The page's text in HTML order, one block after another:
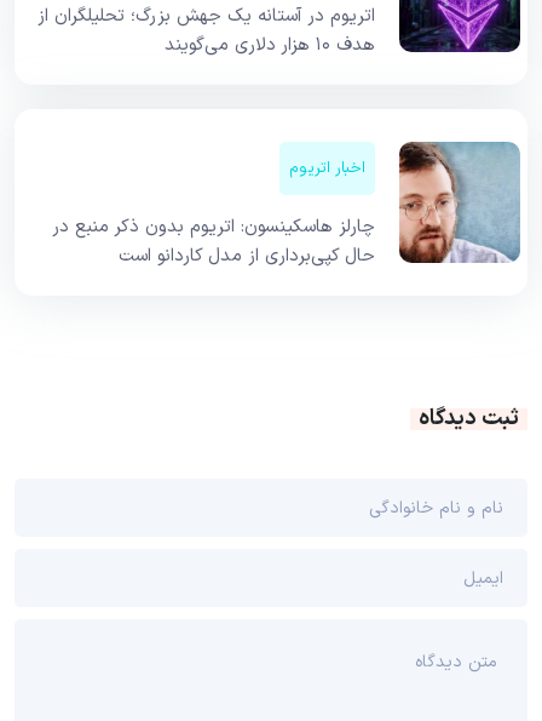
اتریوم در آستانه یک جهش بزرگ؛ تحلیلگران از
هدف ۱۰ هزار دلاری می‌گویند
اخبار اتریوم
چارلز هاسکینسون: اتریوم بدون ذکر منبع در
حال کپی‌برداری از مدل کاردانو است
ثبت دیدگاه